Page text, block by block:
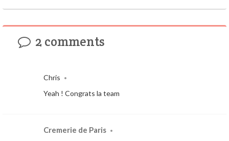
2 comments
Chris •
Yeah ! Congrats la team
Cremerie de Paris •